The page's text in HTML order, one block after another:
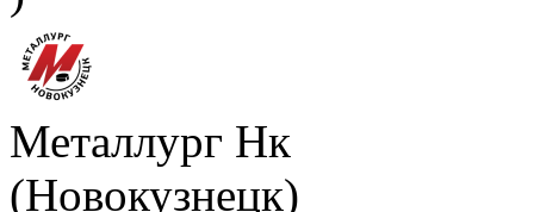
Металлург Нк
(Новокузнецк)